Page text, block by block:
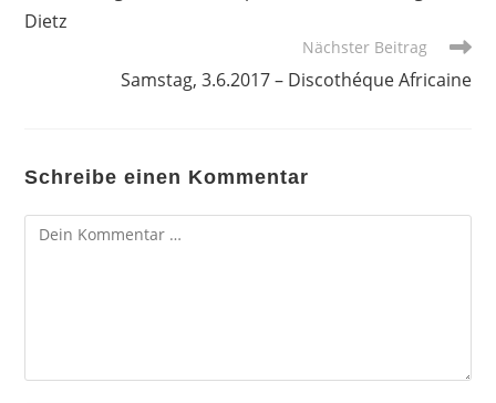
Dietz
Nächster Beitrag
Samstag, 3.6.2017 – Discothéque Africaine
Schreibe einen Kommentar
Kommentar